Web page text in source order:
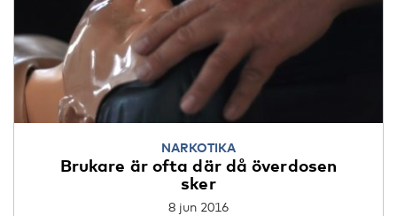
NARKOTIKA
Brukare är ofta där då överdosen
sker
8 jun 2016